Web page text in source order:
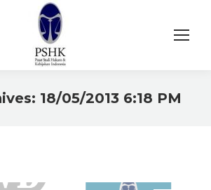
18/05/2013 6:18 PM